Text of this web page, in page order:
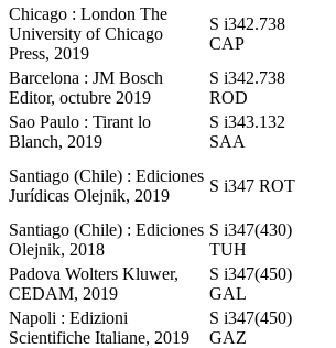
Chicago : London The
University of Chicago
Press, 2019
S i342.738
CAP
Barcelona : JM Bosch
Editor, octubre 2019
S i342.738
ROD
Sao Paulo : Tirant lo
Blanch, 2019
S i343.132
SAA
Santiago (Chile) : Ediciones
Jurídicas Olejnik, 2019
S i347 ROT
Santiago (Chile) : Ediciones
Olejnik, 2018
S i347(430)
TUH
Padova Wolters Kluwer,
CEDAM, 2019
S i347(450)
GAL
Napoli : Edizioni
Scientifiche Italiane, 2019
S i347(450)
GAZ